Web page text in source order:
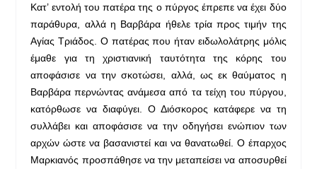
Κατ’ εντολή του πατέρα της ο πύργος έπρεπε να έχει δύο
παράθυρα, αλλά η Βαρβάρα ήθελε τρία προς τιμήν της
Αγίας Τριάδος. Ο πατέρας που ήταν ειδωλολάτρης μόλις
έμαθε για τη χριστιανική ταυτότητα της κόρης του
αποφάσισε να την σκοτώσει, αλλά, ως εκ θαύματος η
Βαρβάρα περνώντας ανάμεσα από τα τείχη του πύργου,
κατόρθωσε να διαφύγει. Ο Διόσκορος κατάφερε να τη
συλλάβει και αποφάσισε να την οδηγήσει ενώπιον των
αρχών ώστε να βασανιστεί και να θανατωθεί. Ο έπαρχος
Μαρκιανός προσπάθησε να την μεταπείσει να αποσυρθεί